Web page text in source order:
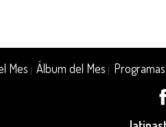
Mes |Álbum del Mes Programas